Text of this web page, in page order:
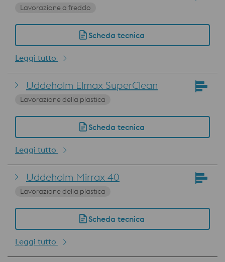
Lavorazione a freddo
Scheda tecnica
Leggi tutto
Uddeholm Elmax SuperClean
Lavorazione della plastica
Scheda tecnica
Leggi tutto
Uddeholm Mirrax 40
Lavorazione della plastica
Scheda tecnica
Leggi tutto